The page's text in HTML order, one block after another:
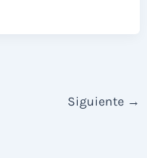
Siguiente →